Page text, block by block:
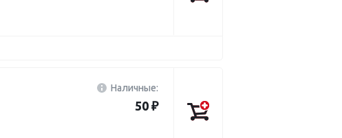
Наличные:
50 ₽